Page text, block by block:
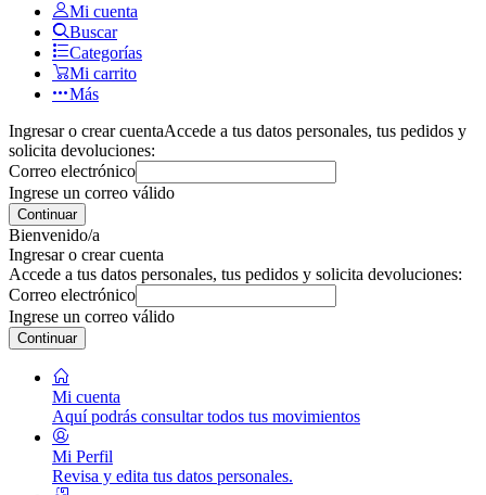
Mi cuenta
Buscar
Categorías
Mi carrito
Más
Ingresar o crear cuentaAccede a tus datos personales, tus pedidos y
solicita devoluciones:
Correo electrónico
Ingrese un correo válido
Continuar
Bienvenido/a
Ingresar o crear cuenta
Accede a tus datos personales, tus pedidos y solicita devoluciones:
Correo electrónico
Ingrese un correo válido
Continuar
Mi cuenta
Aquí podrás consultar todos tus movimientos
Mi Perfil
Revisa y edita tus datos personales.